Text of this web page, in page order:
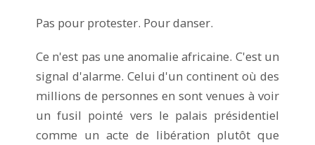
Pas pour protester. Pour danser.
Ce n'est pas une anomalie africaine. C'est un
signal d'alarme. Celui d'un continent où des
millions de personnes en sont venues à voir
un fusil pointé vers le palais présidentiel
comme un acte de libération plutôt que